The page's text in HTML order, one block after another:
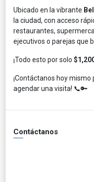
Ubicado en la vibrante
la ciudad, con acceso
restaurantes,
ejecutivos o parejas que
¡Todo esto por solo
¡Contáctanos hoy
agendar una visita! 📞🔑
Contáctanos